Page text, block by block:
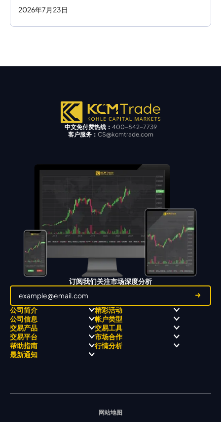
2026年7 月 23日
中文免付费热线： 400-842-7739
客户服务： CS@kcmtrade.com
订阅我们关注市场深度分析
公司简介
关于
关于 KCM Group
三大优势
奖项和成就
精彩活动
职业高尔夫 x 飘移队
全球高尔夫锦标赛
公司信息
经营理念
公开信息与风险披露
公司新闻
视频库
帐户类型
ECN 账户
STP 账户
账户比较
交易产品
Forex
贵金属
能源
交易工具
交易平台
MetaTrader 4
MetaTrader 5
市场合作
帮助指南 行情分析
最新通知
网站地图